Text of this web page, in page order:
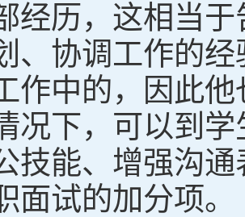
经历，这相当
、协调工作的
作中的，因此
况下，可以到
技能、增强沟
面试的加分项。